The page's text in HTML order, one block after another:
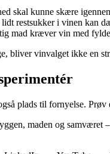
skal kunne skære
lidt restsukker i vinen kan
mad kræver vin med
bliver vinvalget ikke en
plads til fornyelse.
maden og